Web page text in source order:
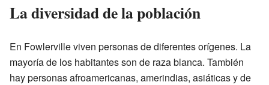
La diversidad de la población
En Fowlerville viven personas de diferentes orígenes. La
mayoría de los habitantes son de raza blanca. También
hay personas afroamericanas, amerindias, asiáticas y de